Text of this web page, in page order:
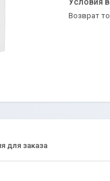
возврат
для заказа